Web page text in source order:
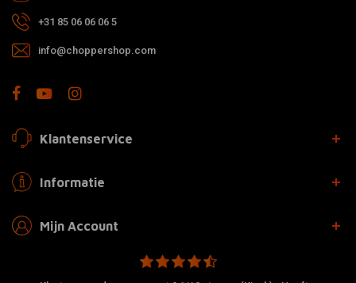
+31 85 06 06 06 5
info@choppershop.com
Klantenservice
Informatie
Mijn Account